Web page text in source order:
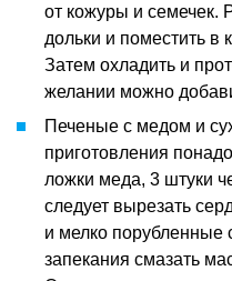
от кожуры и семечек.
дольки и поместить в
Затем охладить и
желании можно
Печеные с медом и
приготовления
ложки меда, 3 штуки
следует вырезать
и мелко порубленные
запекания смазать